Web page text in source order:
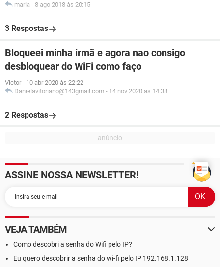
maria - 8 ago 2018 às 20:15
3 Respostas
Bloqueei minha irmã e agora nao consigo
desbloquear do WiFi como faço
Victor - 10 abr 2020 às 22:22
Danielavitoriano@143gmail.com - 14 nov 2020 às 14:38
2 Respostas
ASSINE NOSSA NEWSLETTER!
VEJA TAMBÉM
Como descobri a senha do Wifi pelo IP?
Eu quero descobrir a senha do wi-fi pelo IP 192.168.1.128